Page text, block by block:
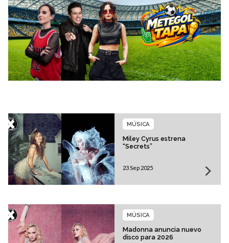
Miley Cyrus estrena
“Secrets”
MÚSICA
23 Sep 2025
Madonna anuncia nuevo
disco para 2026
MÚSICA